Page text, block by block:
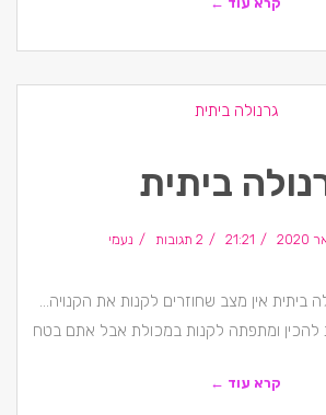
ביתית
21:21 2 תגובות נעמי
ביתית אין מצב שחוזרים לקנות את הקנויה…
להכין ומתפתה לקנות במכולת אבל אתם בטח
קרא עוד ←